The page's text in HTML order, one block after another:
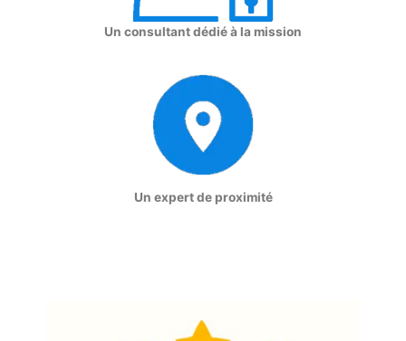
Un consultant dédié à la mission
Un expert de proximité